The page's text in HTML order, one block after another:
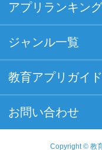
アプリランキング
ジャンル一覧
教育アプリガイ
お問い合わせ
Copyright © 教